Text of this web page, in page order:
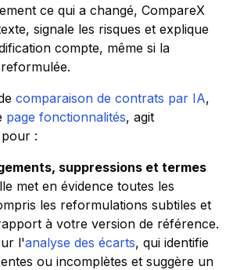
ce qui a changé, CompareX
signale les risques et explique
compte, même si la
comparaison de contrats par IA,
page fonctionnalités, agit
:
suppressions et termes
met en évidence toutes les
les reformulations subtiles et
à votre version de référence.
l'analyse des écarts, qui identifie
ou incomplètes et suggère un